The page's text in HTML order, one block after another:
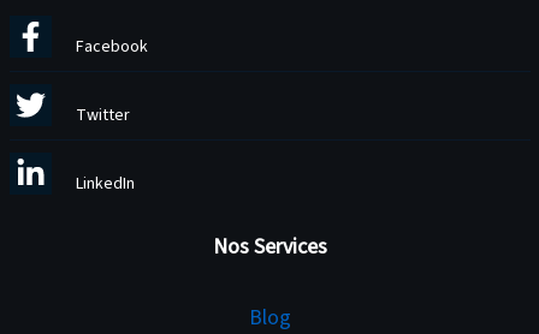
Facebook
Twitter
LinkedIn
Nos Services
Blog